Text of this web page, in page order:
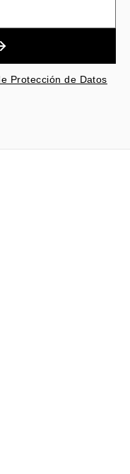
Protección de Datos